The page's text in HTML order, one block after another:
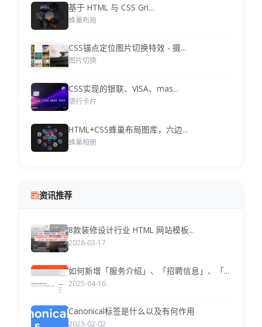
基于 HTML 与 CSS Gri...
蜂巢布局
CSS锚点定位图片切换特效 - 摄...
图片切换
CSS实现的银联、VISA、mas...
银行卡片
HTML+CSS蜂巢布局图库，六边...
蜂巢相册
资讯推荐
8款装修设计行业 HTML 网站模板...
2026-03-17
如何新增「服务介绍」、「招聘信息」、「...
2025-04-16
Canonical标签是什么以及有何作用
2023-02-02